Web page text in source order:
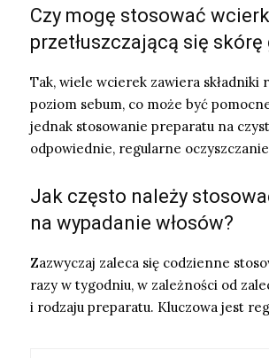
Czy mogę stosować
przetłuszczającą się skórę
Tak, wiele wcierek zawiera składniki
poziom sebum, co może być
jednak stosowanie preparatu na
odpowiednie, regularne
Jak często należy
na wypadanie włosów?
Zazwyczaj zaleca się codzienne
razy w tygodniu, w zależności od
i rodzaju preparatu. Kluczowa jest